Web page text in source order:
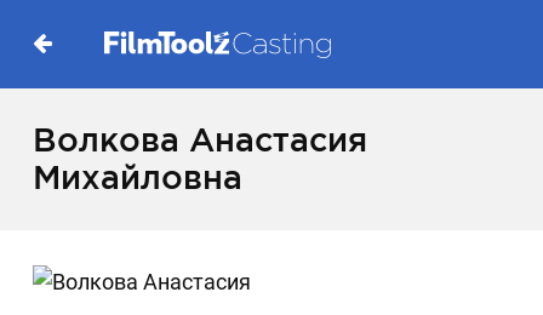
Волкова Анастасия
Михайловна